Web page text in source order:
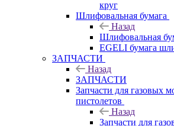
круг
Шлифовальная бумага
Назад
Шлифовальная
EGELI бумага
ЗАПЧАСТИ
Назад
ЗАПЧАСТИ
Запчасти для газовых
пистолетов
Назад
Запчасти для